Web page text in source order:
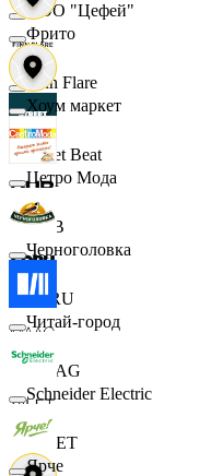
ООО "Цефей"
Finn Flare
Street Beat
DUB
ECRU
MAAG
VILET
Фрито
Хоум маркет
Цетро Мода
Черноголовка
Читай-город
Schneider Electric
Ярче